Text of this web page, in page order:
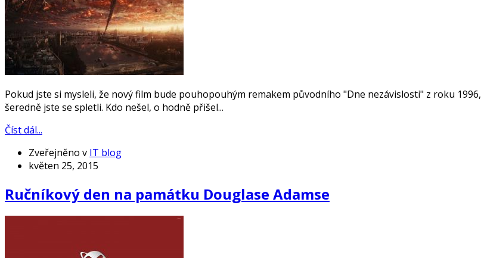
Pokud jste si mysleli, že nový film bude pouhopouhým remakem původního "Dne nezávislosti" z roku 1996,
šeredně jste se spletli. Kdo nešel, o hodně přišel...
Číst dál...
Zveřejněno v IT blog
květen 25, 2015
Ručníkový den na památku Douglase Adamse